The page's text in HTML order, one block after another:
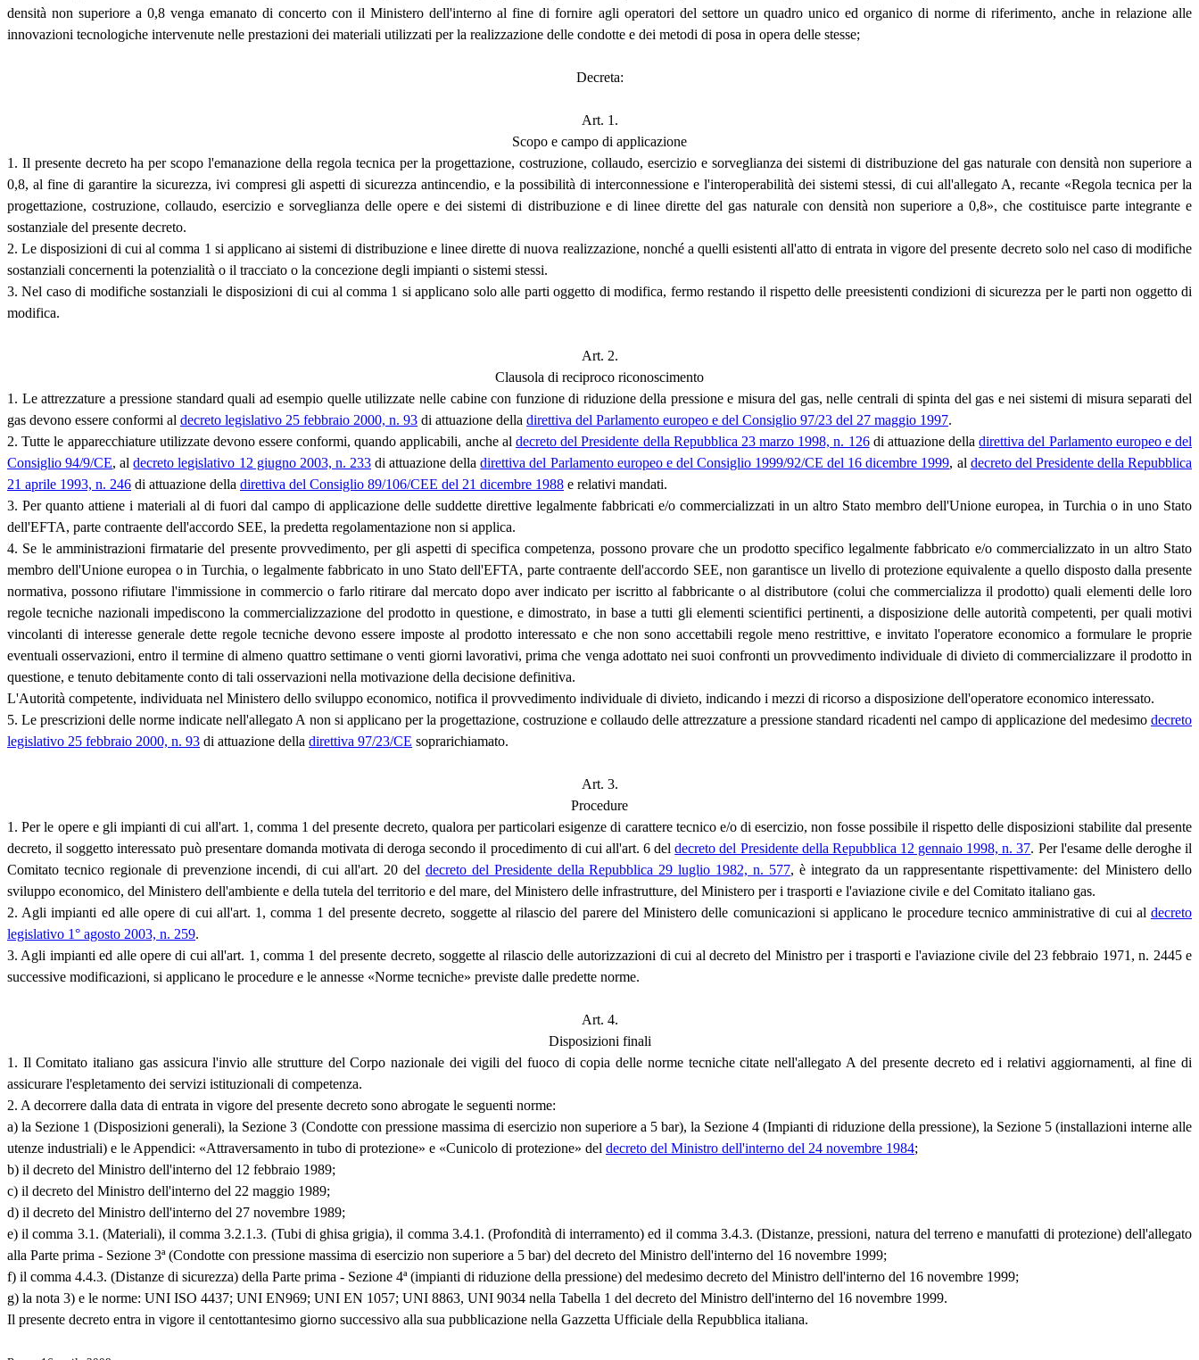
densità non superiore a 0,8 venga emanato di concerto con il Ministero dell'interno al fine di fornire agli operatori del settore un quadro unico ed organico di norme di riferimento, anche in relazione alle
innovazioni tecnologiche intervenute nelle prestazioni dei materiali utilizzati per la realizzazione delle condotte e dei metodi di posa in opera delle stesse;
Decreta:
Art. 1.
Scopo e campo di applicazione
1. Il presente decreto ha per scopo l'emanazione della regola tecnica per la progettazione, costruzione, collaudo, esercizio e sorveglianza dei sistemi di distribuzione del gas naturale con densità non superiore a
0,8, al fine di garantire la sicurezza, ivi compresi gli aspetti di sicurezza antincendio, e la possibilità di interconnessione e l'interoperabilità dei sistemi stessi, di cui all'allegato A, recante «Regola tecnica per la
progettazione, costruzione, collaudo, esercizio e sorveglianza delle opere e dei sistemi di distribuzione e di linee dirette del gas naturale con densità non superiore a 0,8», che costituisce parte integrante e
sostanziale del presente decreto.
2. Le disposizioni di cui al comma 1 si applicano ai sistemi di distribuzione e linee dirette di nuova realizzazione, nonché a quelli esistenti all'atto di entrata in vigore del presente decreto solo nel caso di modifiche
sostanziali concernenti la potenzialità o il tracciato o la concezione degli impianti o sistemi stessi.
3. Nel caso di modifiche sostanziali le disposizioni di cui al comma 1 si applicano solo alle parti oggetto di modifica, fermo restando il rispetto delle preesistenti condizioni di sicurezza per le parti non oggetto di
modifica.
Art. 2.
Clausola di reciproco riconoscimento
1. Le attrezzature a pressione standard quali ad esempio quelle utilizzate nelle cabine con funzione di riduzione della pressione e misura del gas, nelle centrali di spinta del gas e nei sistemi di misura separati del
gas devono essere conformi al decreto legislativo 25 febbraio 2000, n. 93 di attuazione della direttiva del Parlamento europeo e del Consiglio 97/23 del 27 maggio 1997.
2. Tutte le apparecchiature utilizzate devono essere conformi, quando applicabili, anche al decreto del Presidente della Repubblica 23 marzo 1998, n. 126di attuazione delladirettiva del Parlamento europeo e del
Consiglio 94/9/CE, aldecreto legislativo 12 giugno 2003, n. 233di attuazione delladirettiva del Parlamento europeo e del Consiglio 1999/92/CE del 16 dicembre 1999, al decreto del Presidente della Repubblica
21 aprile 1993, n. 246 di attuazione della direttiva del Consiglio 89/106/CEE del 21 dicembre 1988 e relativi mandati.
3. Per quanto attiene i materiali al di fuori dal campo di applicazione delle suddette direttive legalmente fabbricati e/o commercializzati in un altro Stato membro dell'Unione europea, in Turchia o in uno Stato
dell'EFTA, parte contraente dell'accordo SEE, la predetta regolamentazione non si applica.
4. Se le amministrazioni firmatarie del presente provvedimento, per gli aspetti di specifica competenza, possono provare che un prodotto specifico legalmente fabbricato e/o commercializzato in un altro Stato
membro dell'Unione europea o in Turchia, o legalmente fabbricato in uno Stato dell'EFTA, parte contraente dell'accordo SEE, non garantisce un livello di protezione equivalente a quello disposto dalla presente
normativa, possono rifiutare l'immissione in commercio o farlo ritirare dal mercato dopo aver indicato per iscritto al fabbricante o al distributore (colui che commercializza il prodotto) quali elementi delle loro
regole tecniche nazionali impediscono la commercializzazione del prodotto in questione, e dimostrato, in base a tutti gli elementi scientifici pertinenti, a disposizione delle autorità competenti, per quali motivi
vincolanti di interesse generale dette regole tecniche devono essere imposte al prodotto interessato e che non sono accettabili regole meno restrittive, e invitato l'operatore economico a formulare le proprie
eventuali osservazioni, entro il termine di almeno quattro settimane o venti giorni lavorativi, prima che venga adottato nei suoi confronti un provvedimento individuale di divieto di commercializzare il prodotto in
questione, e tenuto debitamente conto di tali osservazioni nella motivazione della decisione definitiva.
L'Autorità competente, individuata nel Ministero dello sviluppo economico, notifica il provvedimento individuale di divieto, indicando i mezzi di ricorso a disposizione dell'operatore economico interessato.
5. Le prescrizioni delle norme indicate nell'allegato A non si applicano per la progettazione, costruzione e collaudo delle attrezzature a pressione standard ricadenti nel campo di applicazione del medesimo decreto
legislativo 25 febbraio 2000, n. 93 di attuazione della direttiva 97/23/CE soprarichiamato.
Art. 3.
Procedure
1. Per le opere e gli impianti di cui all'art. 1, comma 1 del presente decreto, qualora per particolari esigenze di carattere tecnico e/o di esercizio, non fosse possibile il rispetto delle disposizioni stabilite dal presente
decreto, il soggetto interessato può presentare domanda motivata di deroga secondo il procedimento di cui all'art. 6 deldecreto del Presidente della Repubblica 12 gennaio 1998, n. 37. Per l'esame delle deroghe il
Comitato tecnico regionale di prevenzione incendi, di cui all'art. 20 del decreto del Presidente della Repubblica 29 luglio 1982, n. 577, è integrato da un rappresentante rispettivamente: del Ministero dello
sviluppo economico, del Ministero dell'ambiente e della tutela del territorio e del mare, del Ministero delle infrastrutture, del Ministero per i trasporti e l'aviazione civile e del Comitato italiano gas.
2. Agli impianti ed alle opere di cui all'art. 1, comma 1 del presente decreto, soggette al rilascio del parere del Ministero delle comunicazioni si applicano le procedure tecnico amministrative di cui al decreto
legislativo 1° agosto 2003, n. 259.
3. Agli impianti ed alle opere di cui all'art. 1, comma 1 del presente decreto, soggette al rilascio delle autorizzazioni di cui al decreto del Ministro per i trasporti e l'aviazione civile del 23 febbraio 1971, n. 2445 e
successive modificazioni, si applicano le procedure e le annesse «Norme tecniche» previste dalle predette norme.
Art. 4.
Disposizioni finali
1. Il Comitato italiano gas assicura l'invio alle strutture del Corpo nazionale dei vigili del fuoco di copia delle norme tecniche citate nell'allegato A del presente decreto ed i relativi aggiornamenti, al fine di
assicurare l'espletamento dei servizi istituzionali di competenza.
2. A decorrere dalla data di entrata in vigore del presente decreto sono abrogate le seguenti norme:
a) la Sezione 1 (Disposizioni generali), la Sezione 3 (Condotte con pressione massima di esercizio non superiore a 5 bar), la Sezione 4 (Impianti di riduzione della pressione), la Sezione 5 (installazioni interne alle
utenze industriali) e le Appendici: «Attraversamento in tubo di protezione» e «Cunicolo di protezione» del decreto del Ministro dell'interno del 24 novembre 1984;
b) il decreto del Ministro dell'interno del 12 febbraio 1989;
c) il decreto del Ministro dell'interno del 22 maggio 1989;
d) il decreto del Ministro dell'interno del 27 novembre 1989;
e) il comma 3.1. (Materiali), il comma 3.2.1.3. (Tubi di ghisa grigia), il comma 3.4.1. (Profondità di interramento) ed il comma 3.4.3. (Distanze, pressioni, natura del terreno e manufatti di protezione) dell'allegato
alla Parte prima - Sezione 3ª (Condotte con pressione massima di esercizio non superiore a 5 bar) del decreto del Ministro dell'interno del 16 novembre 1999;
f) il comma 4.4.3. (Distanze di sicurezza) della Parte prima - Sezione 4ª (impianti di riduzione della pressione) del medesimo decreto del Ministro dell'interno del 16 novembre 1999;
g) la nota 3) e le norme: UNI ISO 4437; UNI EN969; UNI EN 1057; UNI 8863, UNI 9034 nella Tabella 1 del decreto del Ministro dell'interno del 16 novembre 1999.
Il presente decreto entra in vigore il centottantesimo giorno successivo alla sua pubblicazione nella Gazzetta Ufficiale della Repubblica italiana.